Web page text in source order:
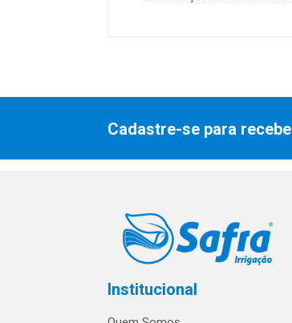
Cadastre-se para
Institucional